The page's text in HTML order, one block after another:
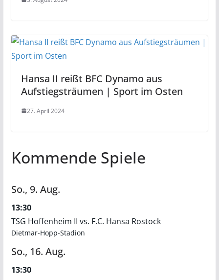
Hansa II reißt BFC Dynamo aus
Aufstiegsträumen | Sport im Osten
27. April 2024
Kommende Spiele
So., 9. Aug.
13:30
TSG Hoffenheim II vs. F.C. Hansa Rostock
Dietmar-Hopp-Stadion
So., 16. Aug.
13:30